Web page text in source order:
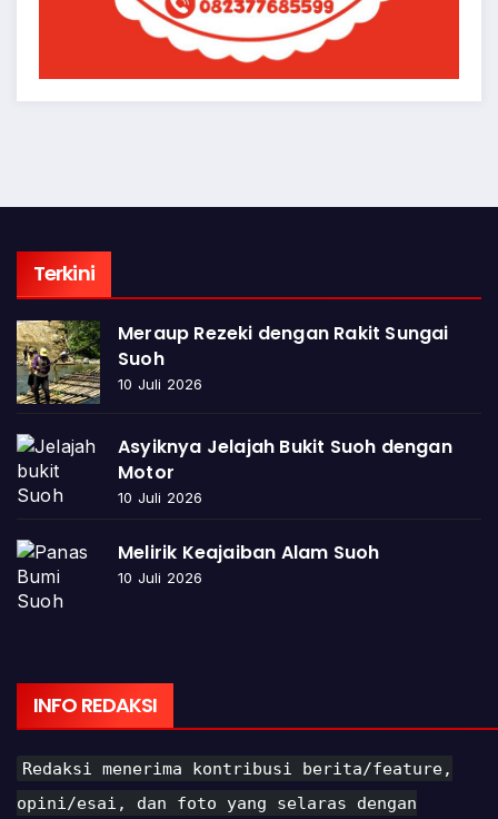
Terkini
Meraup Rezeki dengan Rakit Sungai
Suoh
10 Juli 2026
Asyiknya Jelajah Bukit Suoh dengan
Motor
10 Juli 2026
Melirik Keajaiban Alam Suoh
10 Juli 2026
INFO REDAKSI
Redaksi menerima kontribusi berita/feature,
opini/esai, dan foto yang selaras dengan